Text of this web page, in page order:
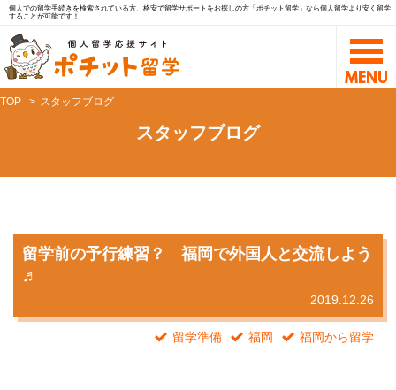
個人での留学手続きを検索されている方、格安で留学サポートをお探しの方「ポチット留学」なら個人留学より安く留学
することが可能です！
TOP スタッフブログ
スタッフブログ
留学前の予行練習？ 福岡で外国人と交流しよう
♬
2019.12.26
留学準備 福岡 福岡から留学